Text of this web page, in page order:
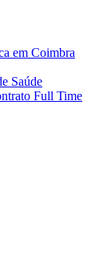
em Coimbra
Saúde
Full Time